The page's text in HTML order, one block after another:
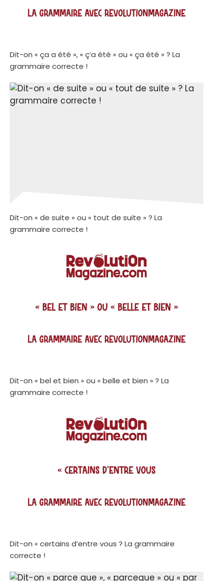
Dit-on « ça a été », « ç’a été » ou « ça été » ? La
grammaire correcte !
Dit-on « de suite » ou « tout de suite » ? La
grammaire correcte !
Dit-on « bel et bien » ou « belle et bien » ? La
grammaire correcte !
Dit-on « certains d’entre vous ? La grammaire
correcte !